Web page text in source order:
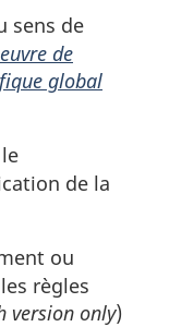
sens de
de
global
de la
ou
règles
version only)